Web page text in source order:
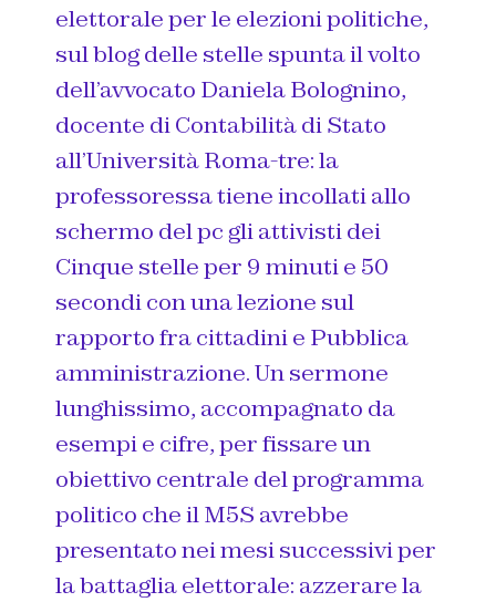
elettorale per le elezioni politiche,
sul blog delle stelle spunta il volto
dell’avvocato Daniela Bolognino,
docente di Contabilità di Stato
all’Università Roma-tre: la
professoressa tiene incollati allo
schermo del pc gli attivisti dei
Cinque stelle per 9 minuti e 50
secondi con una lezione sul
rapporto fra cittadini e Pubblica
amministrazione. Un sermone
lunghissimo, accompagnato da
esempi e cifre, per fissare un
obiettivo centrale del programma
politico che il M5S avrebbe
presentato nei mesi successivi per
la battaglia elettorale: azzerare la